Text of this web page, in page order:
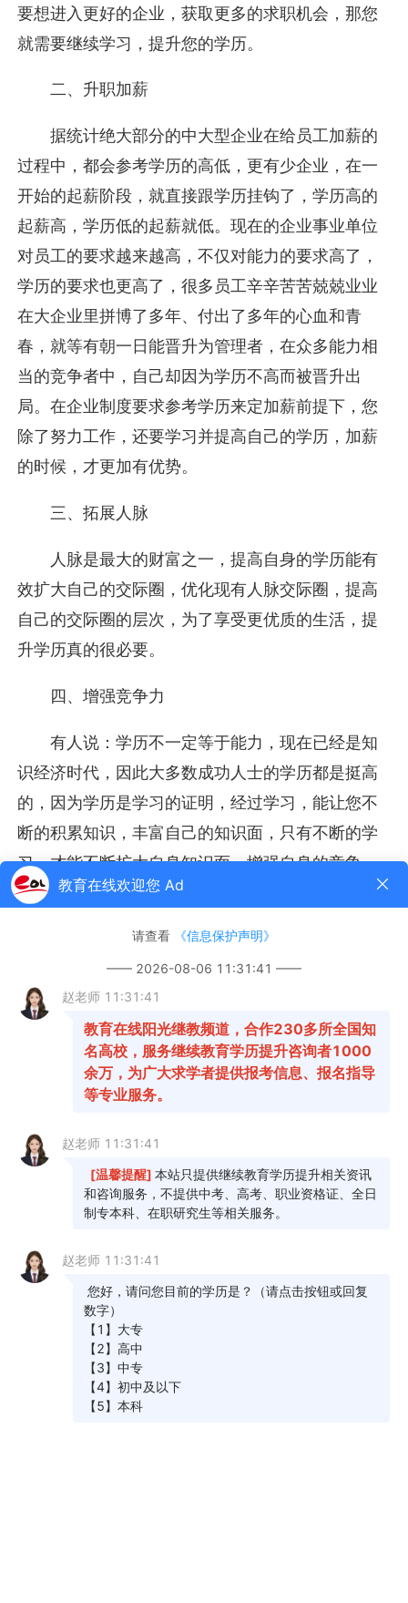
要想进入更好的企业，获取更多的求职机会，那您
就需要继续学习，提升您的学历。
二、升职加薪
据统计绝大部分的中大型企业在给员工加薪的
过程中，都会参考学历的高低，更有少企业，在一
开始的起薪阶段，就直接跟学历挂钩了，学历高的
起薪高，学历低的起薪就低。现在的企业事业单位
对员工的要求越来越高，不仅对能力的要求高了，
学历的要求也更高了，很多员工辛辛苦苦兢兢业业
在大企业里拼博了多年、付出了多年的心血和青
春，就等有朝一日能晋升为管理者，在众多能力相
当的竞争者中，自己却因为学历不高而被晋升出
局。在企业制度要求参考学历来定加薪前提下，您
除了努力工作，还要学习并提高自己的学历，加薪
的时候，才更加有优势。
三、拓展人脉
人脉是最大的财富之一，提高自身的学历能有
效扩大自己的交际圈，优化现有人脉交际圈，提高
自己的交际圈的层次，为了享受更优质的生活，提
升学历真的很必要。
四、增强竞争力
有人说：学历不一定等于能力，现在已经是知
识经济时代，因此大多数成功人士的学历都是挺高
的，因为学历是学习的证明，经过学习，能让您不
断的积累知识，丰富自己的知识面，只有不断的学
习，才能不断扩大自身知识面，增强自身的竞争
力。
五、考研考公
员也是如此，很多在职人员或刚踏入社会的大学生
都选择这两条路，但是它有非常严格的学历要求，
有文凭才有资格报名，所以提升学历真的很有必
六、考取证书
许多国家职业资格证都要求本科以上学历，如
名条件要求必须是本科以上学历，学历够了，才有
资格报考，现实就是这么残酷。
七、评定职称
在评定高级职称时专科以下基本上没有机会，
而现在许多的单位主管领导几乎都是由高级职称的